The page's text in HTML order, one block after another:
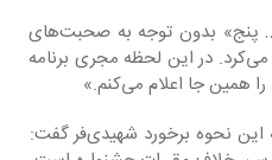
اما کارگردان فیلم «یک، دو، سه،… پنج» بدون توجه به صحبت‌های
شهیدی‌فر مدام عوامل خود را صدا می‌کرد. در این لحظه مجری برنامه
جا اعلام می‌کنم.»
همایون ارشادی نیز در اعتراض به این نحوه برخورد شهیدی‌فر گفت: